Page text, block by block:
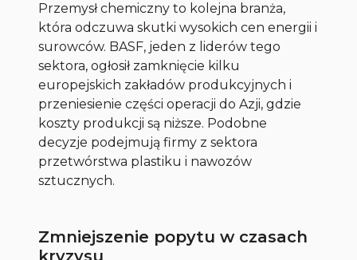
Przemysł chemiczny to kolejna branża,
która odczuwa skutki wysokich cen energii i
surowców. BASF, jeden z liderów tego
sektora, ogłosił zamknięcie kilku
europejskich zakładów produkcyjnych i
przeniesienie części operacji do Azji, gdzie
koszty produkcji są niższe. Podobne
decyzje podejmują firmy z sektora
przetwórstwa plastiku i nawozów
sztucznych.
Zmniejszenie popytu w czasach
kryzysu